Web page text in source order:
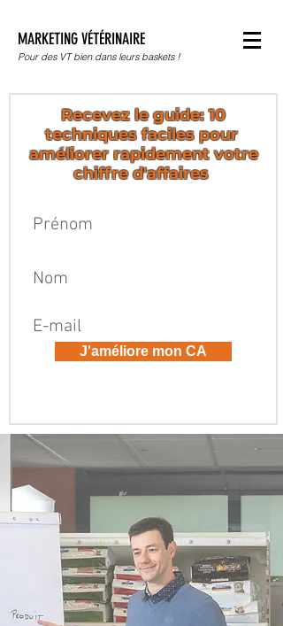
MARKETING VÉTÉRINAIRE
Pour des VT bien dans leurs baskets !
Recevez le guide: 10
techniques faciles pour
améliorer rapidement votre
chiffre d'affaires
J'améliore mon CA